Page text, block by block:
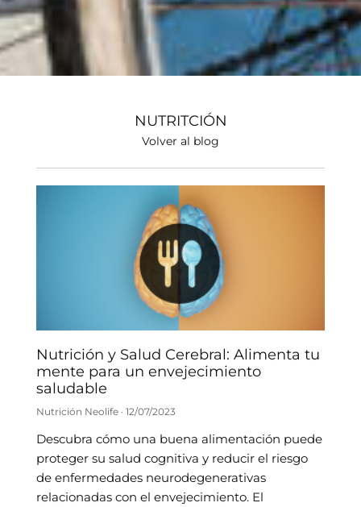
NUTRITCIÓN
Volver al blog
Nutrición y Salud Cerebral: Alimenta tu
mente para un envejecimiento
saludable
Nutrición Neolife 12/07/2023
Descubra cómo una buena alimentación puede
proteger su salud cognitiva y reducir el riesgo
de enfermedades neurodegenerativas
relacionadas con el envejecimiento. El